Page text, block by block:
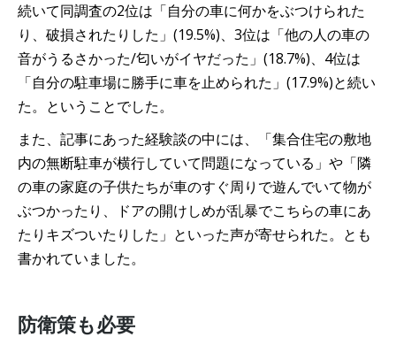
続いて同調査の2位は「自分の車に何かをぶつけられた
り、破損されたりした」(19.5%)、3位は「他の人の車の
音がうるさかった/匂いがイヤだった」(18.7%)、4位は
「自分の駐車場に勝手に車を止められた」(17.9%)と続い
た。ということでした。
また、記事にあった経験談の中には、「集合住宅の敷地
内の無断駐車が横行していて問題になっている」や「隣
の車の家庭の子供たちが車のすぐ周りで遊んでいて物が
ぶつかったり、ドアの開けしめが乱暴でこちらの車にあ
たりキズついたりした」といった声が寄せられた。とも
書かれていました。
防衛策も必要